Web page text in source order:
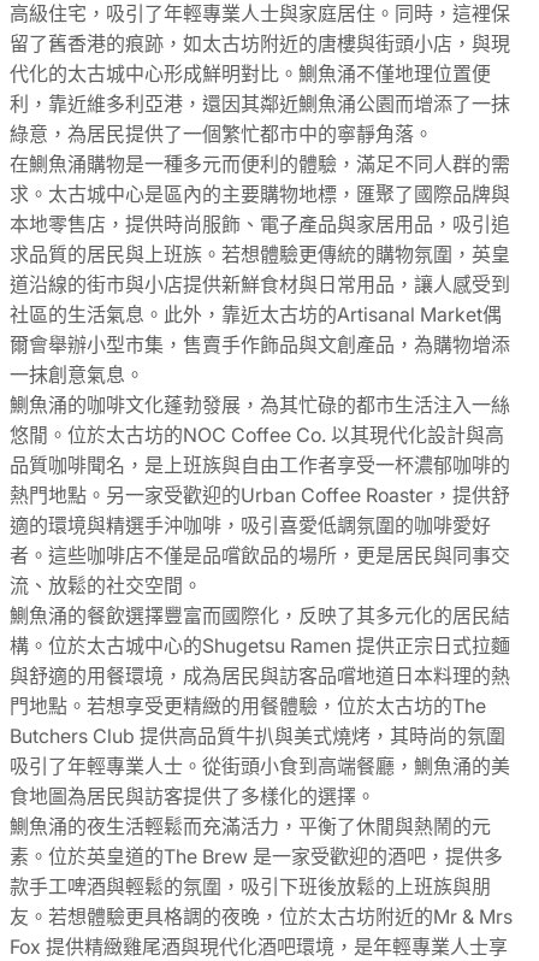
高級住宅，吸引了年輕專業人士與家庭居住。同時，這裡保
留了舊香港的痕跡，如太古坊附近的唐樓與街頭小店，與現
代化的太古城中心形成鮮明對比。鰂魚涌不僅地理位置便
利，靠近維多利亞港，還因其鄰近鰂魚涌公園而增添了一抹
綠意，為居民提供了一個繁忙都市中的寧靜角落。
在鰂魚涌購物是一種多元而便利的體驗，滿足不同人群的需
求。太古城中心是區內的主要購物地標，匯聚了國際品牌與
本地零售店，提供時尚服飾、電子產品與家居用品，吸引追
求品質的居民與上班族。若想體驗更傳統的購物氛圍，英皇
道沿線的街市與小店提供新鮮食材與日常用品，讓人感受到
社區的生活氣息。此外，靠近太古坊的Artisanal Market偶
爾會舉辦小型市集，售賣手作飾品與文創產品，為購物增添
一抹創意氣息。
鰂魚涌的咖啡文化蓬勃發展，為其忙碌的都市生活注入一絲
悠閒。位於太古坊的NOC Coffee Co. 以其現代化設計與高
品質咖啡聞名，是上班族與自由工作者享受一杯濃郁咖啡的
熱門地點。另一家受歡迎的Urban Coffee Roaster，提供舒
適的環境與精選手沖咖啡，吸引喜愛低調氛圍的咖啡愛好
者。這些咖啡店不僅是品嚐飲品的場所，更是居民與同事交
流、放鬆的社交空間。
鰂魚涌的餐飲選擇豐富而國際化，反映了其多元化的居民結
構。位於太古城中心的Shugetsu Ramen 提供正宗日式拉麵
與舒適的用餐環境，成為居民與訪客品嚐地道日本料理的熱
門地點。若想享受更精緻的用餐體驗，位於太古坊的The
Butchers Club 提供高品質牛扒與美式燒烤，其時尚的氛圍
吸引了年輕專業人士。從街頭小食到高端餐廳，鰂魚涌的美
食地圖為居民與訪客提供了多樣化的選擇。
鰂魚涌的夜生活輕鬆而充滿活力，平衡了休閒與熱鬧的元
素。位於英皇道的The Brew 是一家受歡迎的酒吧，提供多
款手工啤酒與輕鬆的氛圍，吸引下班後放鬆的上班族與朋
友。若想體驗更具格調的夜晚，位於太古坊附近的Mr & Mrs
Fox 提供精緻雞尾酒與現代化酒吧環境，是年輕專業人士享